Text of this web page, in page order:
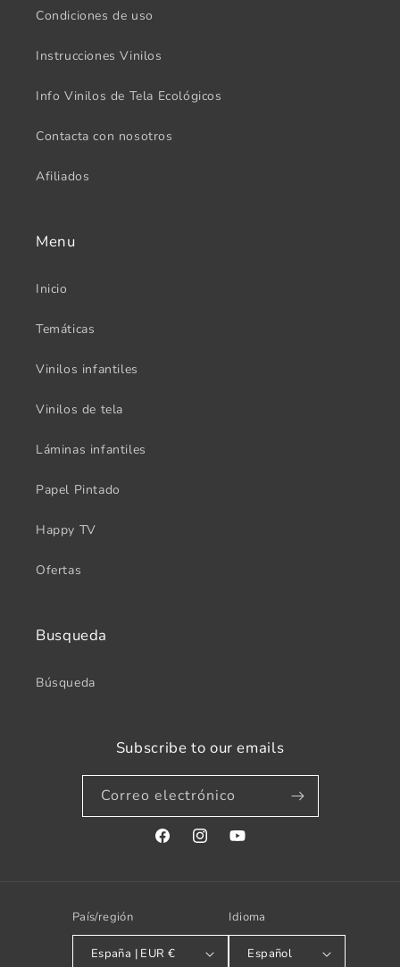
Condiciones de uso
Instrucciones Vinilos
Info Vinilos de Tela Ecológicos
Contacta con nosotros
Afiliados
Menu
Inicio
Temáticas
Vinilos infantiles
Vinilos de tela
Láminas infantiles
Papel Pintado
Happy TV
Ofertas
Busqueda
Búsqueda
Subscribe to our emails
Correo electrónico
FacebookInstagramYouTube
País/región
España | EUR €
Idioma
Español